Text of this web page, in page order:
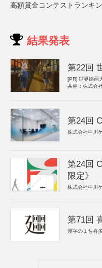
高額賞金コンテストランキ
結果発表
第22回
[PR] 世界絵画
共催：株式会
第24回
株式会社中川
第24回
限定》
株式会社中川
第71回
漢字のまち喜